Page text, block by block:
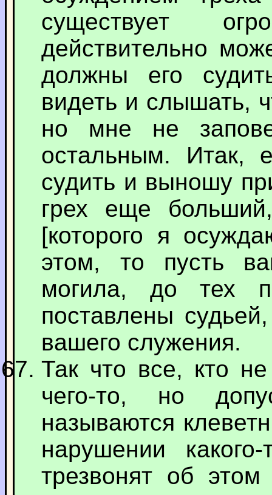
существует
действительно
должны его
видеть и слышать,
но мне не
остальным. Итак,
судить и выношу
грех еще
[которого я
этом, то пусть
могила, до тех
поставлены
вашего служения.
Так что все, кто
чего-то, но
называются
нарушении
трезвонят об